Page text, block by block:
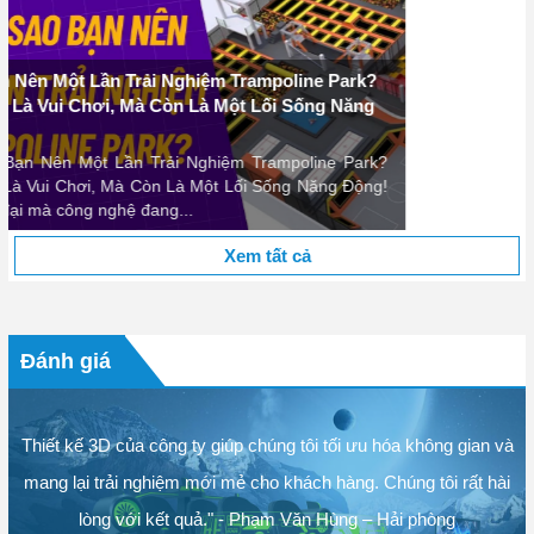
nhật trên các kênh thông tin của Kinh Bắc.
Để biết thêm thông tin, khách hàng có thể liên hệ với chúng tôi qua:
- Hotline:0972138988 - 0886907679 - 1900633469
- Email:dochoikinhbac@gmail.com
- Hoặc qua trang liên hệ trên website
dochoikinhbac.com -
dochoikinhbac.vn
Xem tất cả
Đánh giá
Thiết kế 3D của công ty giúp chúng tôi tối ưu hóa không gian và
mang lại trải nghiệm mới mẻ cho khách hàng. Chúng tôi rất hài
lòng với kết quả." - Phạm Văn Hùng – Hải phòng